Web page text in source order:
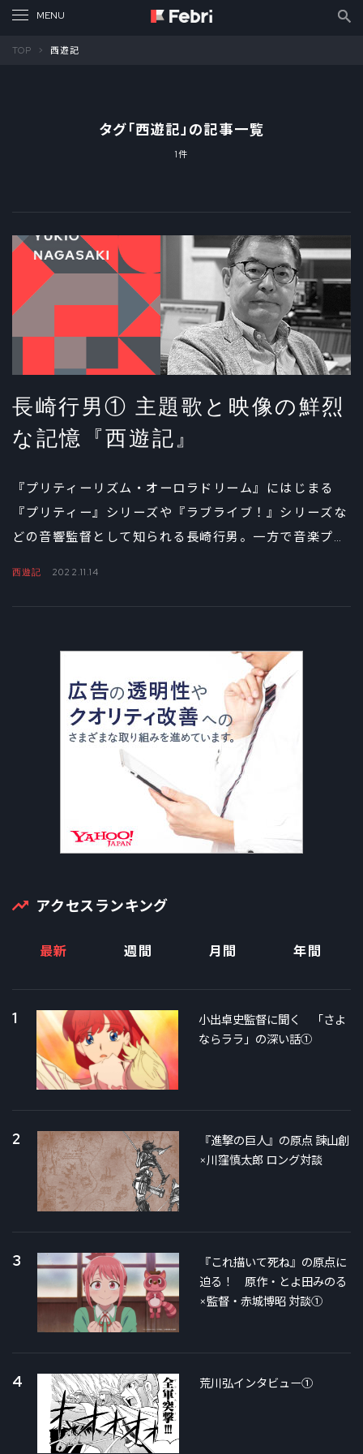
TOP 西遊記
タグ「西遊記」の記事一覧
1件
長崎行男① 主題歌と映像の鮮烈
な記憶『西遊記』
『プリティーリズム・オーロラドリーム』にはじまる
『プリティー』シリーズや『ラブライブ！』シリーズな
どの音響監督として知られる長崎行男。一方で音楽プロ
西遊記 2022.11.14
アクセスランキング
最新 週間 月間 年間
1
小出卓史監督に聞く 「さよ
ならララ」の深い話①
2
『進撃の巨人』の原点 諫山創
×川窪慎太郎 ロング対談
3
『これ描いて死ね』の原点に
迫る！ 原作・とよ田みのる
×監督・赤城博昭 対談①
4 荒川弘インタビュー①